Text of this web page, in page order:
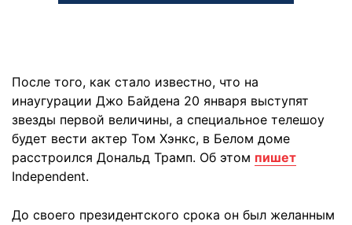
После того, как стало известно, что на
инаугурации Джо Байдена 20 января выступят
звезды первой величины, а специальное телешоу
будет вести актер Том Хэнкс, в Белом доме
расстроился Дональд Трамп. Об этом пишет
Independent.
До своего президентского срока он был желанным